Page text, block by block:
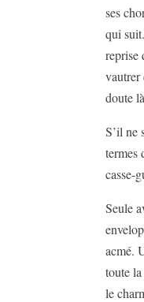
ses
qui
reprise
vautrer
doute
S’il ne
termes
casse-
Seule
acmé.
toute
le